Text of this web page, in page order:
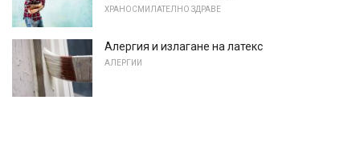
ХРАНОСМИЛАТЕЛНО ЗДРАВЕ
Алергия и излагане на латекс
АЛЕРГИИ